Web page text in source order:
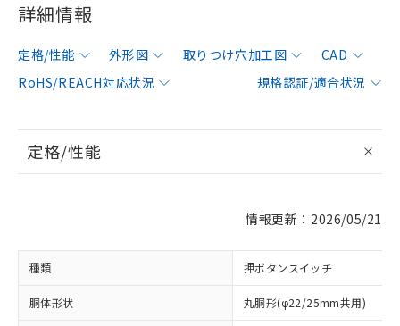
詳細情報
定格/性能 外形図 取りつけ穴加工図
CAD
RoHS/REACH対応状況
規格認証/適合状況
定格/性能
情報更新：2026/05/21
種類 押ボタンスイッチ
胴体形状 丸胴形(φ22/25mm共用)